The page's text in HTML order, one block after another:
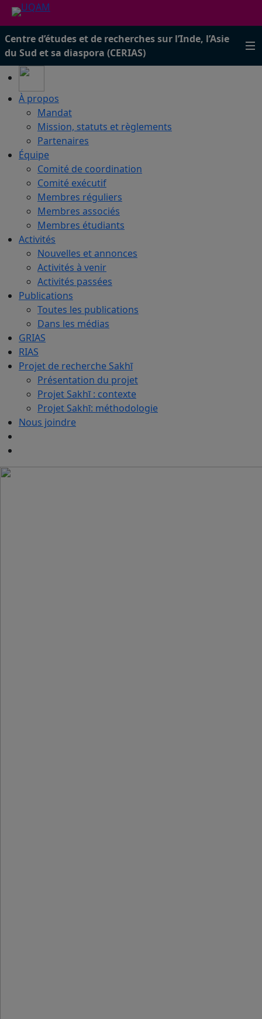
Centre d’études et de recherches sur l’Inde, l’Asie
du Sud et sa diaspora (CERIAS)
À propos
Mandat
Mission, statuts et règlements
Partenaires
Équipe
Comité de coordination
Comité exécutif
Membres réguliers
Membres associés
Membres étudiants
Activités
Nouvelles et annonces
Activités à venir
Activités passées
Publications
Toutes les publications
Dans les médias
GRIAS
RIAS
Projet de recherche Sakhī
Présentation du projet
Projet Sakhī : contexte
Projet Sakhī: méthodologie
Nous joindre